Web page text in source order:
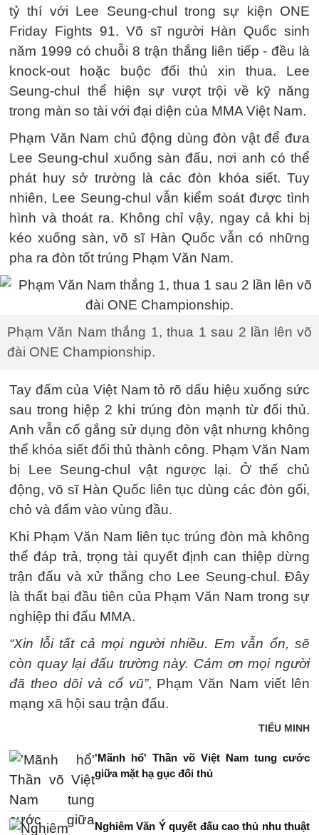
tỷ thí với Lee Seung-chul trong sự kiện ONE
Friday Fights 91. Võ sĩ người Hàn Quốc sinh
năm 1999 có chuỗi 8 trận thắng liên tiếp - đều là
knock-out hoặc buộc đối thủ xin thua. Lee
Seung-chul thể hiện sự vượt trội về kỹ năng
trong màn so tài với đại diện của MMA Việt Nam.
Phạm Văn Nam chủ động dùng đòn vật để đưa
Lee Seung-chul xuống sàn đấu, nơi anh có thể
phát huy sở trường là các đòn khóa siết. Tuy
nhiên, Lee Seung-chul vẫn kiểm soát được tình
hình và thoát ra. Không chỉ vậy, ngay cả khi bị
kéo xuống sàn, võ sĩ Hàn Quốc vẫn có những
pha ra đòn tốt trúng Phạm Văn Nam.
Phạm Văn Nam thắng 1, thua 1 sau 2 lần lên võ
đài ONE Championship.
Tay đấm của Việt Nam tỏ rõ dấu hiệu xuống sức
sau trong hiệp 2 khi trúng đòn mạnh từ đối thủ.
Anh vẫn cố gắng sử dụng đòn vật nhưng không
thể khóa siết đối thủ thành công. Phạm Văn Nam
bị Lee Seung-chul vật ngược lại. Ở thế chủ
động, võ sĩ Hàn Quốc liên tục dùng các đòn gối,
chỏ và đấm vào vùng đầu.
Khi Phạm Văn Nam liên tục trúng đòn mà không
thể đáp trả, trọng tài quyết định can thiệp dừng
trận đấu và xử thắng cho Lee Seung-chul. Đây
là thất bại đầu tiên của Phạm Văn Nam trong sự
nghiệp thi đấu MMA.
“Xin lỗi tất cả mọi người nhiều. Em vẫn ổn, sẽ
còn quay lại đấu trường này. Cám ơn mọi người
đã theo dõi và cổ vũ”, Phạm Văn Nam viết lên
mạng xã hội sau trận đấu.
TIỂU MINH
'Mãnh hổ' Thần võ Việt Nam tung cước
giữa mặt hạ gục đối thủ
Nghiêm Văn Ý quyết đấu cao thủ nhu thuật